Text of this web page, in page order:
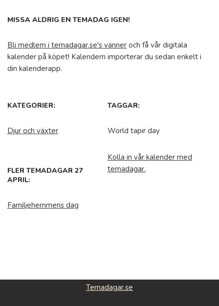
MISSA ALDRIG EN TEMADAG IGEN!
Bli medlem i temadagar.se's vänner och få vår digitala
kalender på köpet! Kalendern importerar du sedan enkelt i
din kalenderapp.
KATEGORIER:
Djur och växter
TAGGAR:
World tapir day
FLER TEMADAGAR 27
APRIL:
Familjehemmens dag
Kolla in vår kalender med
temadagar.
Temadagar.se